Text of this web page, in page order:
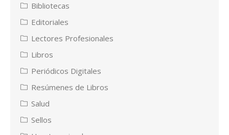
Bibliotecas
Editoriales
Lectores Profesionales
Libros
Periódicos Digitales
Resúmenes de Libros
Salud
Sellos